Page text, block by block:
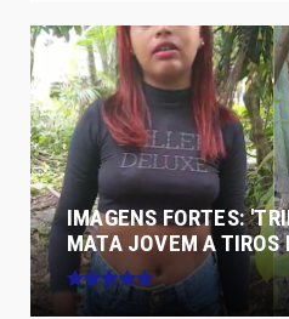
IMAGENS FORTES:
MATA JOVEM A TIROS